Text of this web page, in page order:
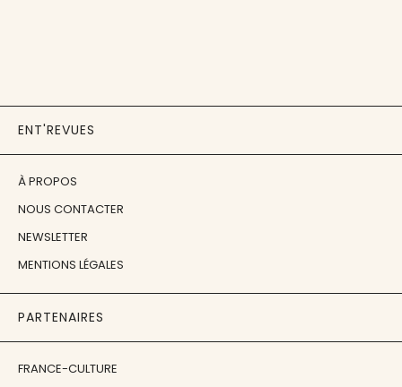
ENT'REVUES
À PROPOS
NOUS CONTACTER
NEWSLETTER
MENTIONS LÉGALES
PARTENAIRES
FRANCE-CULTURE